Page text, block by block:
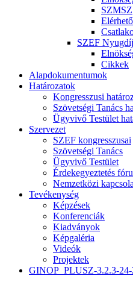
SZMSZ
SZEF
Cikkek
Alapdokumentumok
Határozatok
Kongresszusi
Szövetségi Tanács
Ügyvivő Testület
Szervezet
SZEF kongresszusai
Szövetségi Tanács
Ügyvivő Testület
Érdekegyeztetés
Nemzetközi
Tevékenység
Képzések
Konferenciák
Kiadványok
Képgaléria
Videók
Projektek
GINOP_PLUSZ-3.2.3-